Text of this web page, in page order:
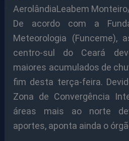
AerolândiaLeabem
De acordo com a
Meteorologia (Funceme),
centro-sul do Ceará
maiores acumulados de
fim desta terça-feira.
Zona de Convergência
áreas mais ao norte
aportes, aponta ainda o